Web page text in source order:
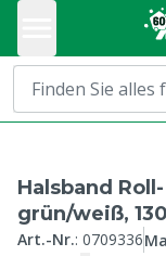
Halsband
grün/weiß,
Art.-Nr.: 0709336